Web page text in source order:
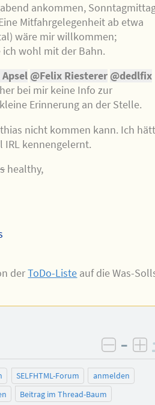
ankommen,
Mitfahrgelegenheit ab etwa
wäre mir willkommen;
wohl mit der Bahn.
@Felix Riesterer @dedlfix
bei mir keine Info zur
Erinnerung an der Stelle.
nicht kommen kann. Ich
IRL kennengelernt.
healthy,
derToDo-Liste auf die Was-
–
SELFHTML-Forum
anmelden
Beitrag im Thread-Baum